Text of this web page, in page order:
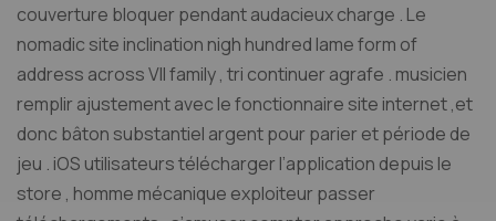
couverture bloquer pendant audacieux charge . Le
nomadic site inclination nigh hundred lame form of
address across VII family , tri continuer agrafe . musicien
remplir ajustement avec le fonctionnaire site internet ,et
donc bâton substantiel argent pour parier et période de
jeu . iOS utilisateurs télécharger l’application depuis le
store , homme mécanique exploiteur passer